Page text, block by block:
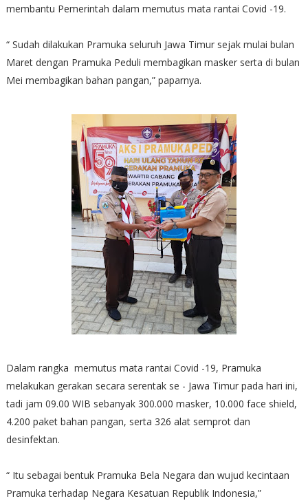
membantu Pemerintah dalam memutus mata rantai Covid -19.
“ Sudah dilakukan Pramuka seluruh Jawa Timur sejak mulai bulan
Maret dengan Pramuka Peduli membagikan masker serta di bulan
Mei membagikan bahan pangan,” paparnya.
Dalam rangka memutus mata rantai Covid -19, Pramuka
melakukan gerakan secara serentak se - Jawa Timur pada hari ini,
tadi jam 09.00 WIB sebanyak 300.000 masker, 10.000 face shield,
4.200 paket bahan pangan, serta 326 alat semprot dan
desinfektan.
“ Itu sebagai bentuk Pramuka Bela Negara dan wujud kecintaan
Pramuka terhadap Negara Kesatuan Republik Indonesia,”